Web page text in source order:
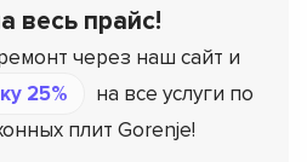
весь прайс!
через наш сайт и
25%
на все услуги по
плит Gorenje!